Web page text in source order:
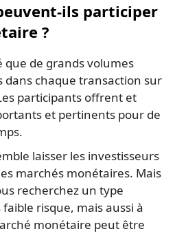
ils participer
?
de grands volumes
dans chaque transaction sur
participants offrent et
et pertinents pour de
laisser les investisseurs
marchés monétaires. Mais
recherchez un type
risque, mais aussi à
monétaire peut être